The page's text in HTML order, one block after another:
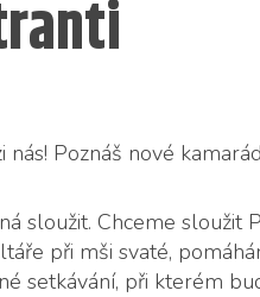
Po­znáš nové
slou­žit. Chce­me slou­žit
při mši sva­té,
se­tká­vá­ní, při kte­rém